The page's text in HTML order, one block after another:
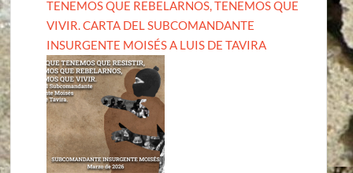
TENEMOS QUE REBELARNOS, TENEMOS QUE
VIVIR. CARTA DEL SUBCOMANDANTE
INSURGENTE MOISÉS A LUIS DE TAVIRA